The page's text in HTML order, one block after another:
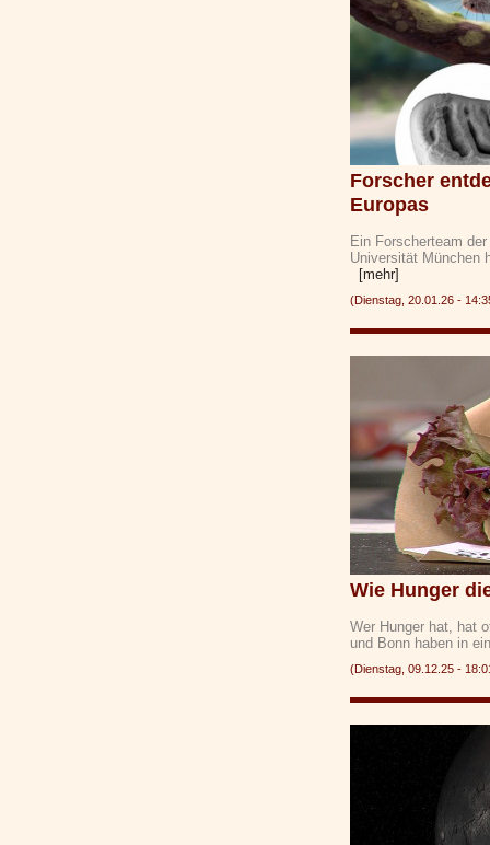
Forscher
Europas
Ein Forscherteam
Universität München
[mehr]
(Dienstag, 20.01.26 -
Wie Hunger
Wer Hunger hat, hat
und Bonn haben in
(Dienstag, 09.12.25 -